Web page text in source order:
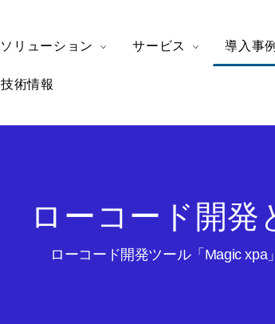
ソリューション サービス 導入事例
技術情報
ローコード開発
ローコード開発ツール「Magic